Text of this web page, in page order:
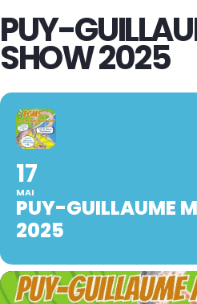
PUY-
SHOW 2025
17
MAI
PUY-GUILLAUME
2025